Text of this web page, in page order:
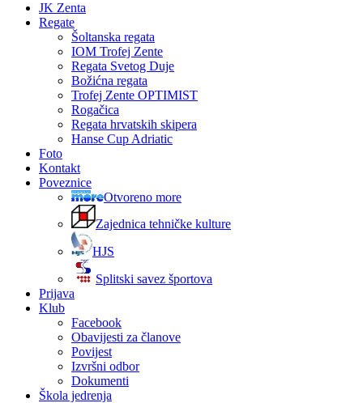
JK Zenta
Regate
Šoltanska regata
IOM Trofej Zente
Regata Svetog Duje
Božićna regata
Trofej Zente OPTIMIST
Rogačica
Regata hrvatskih skipera
Hanse Cup Adriatic
Foto
Kontakt
Poveznice
Otvoreno more
Zajednica tehničke kulture
HJS
Splitski savez športova
Prijava
Klub
Facebook
Obavijesti za članove
Povijest
Izvršni odbor
Dokumenti
Škola jedrenja